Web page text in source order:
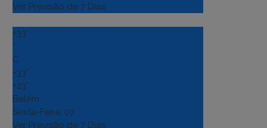
Ver Previsão de 7 Dias
+33
°
C
+33°
+23°
Belém
Sexta-Feira, 07
Ver Previsão de 7 Dias